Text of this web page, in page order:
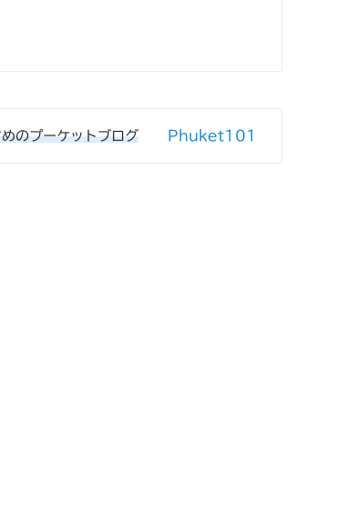
のプーケットブログ Phuket101